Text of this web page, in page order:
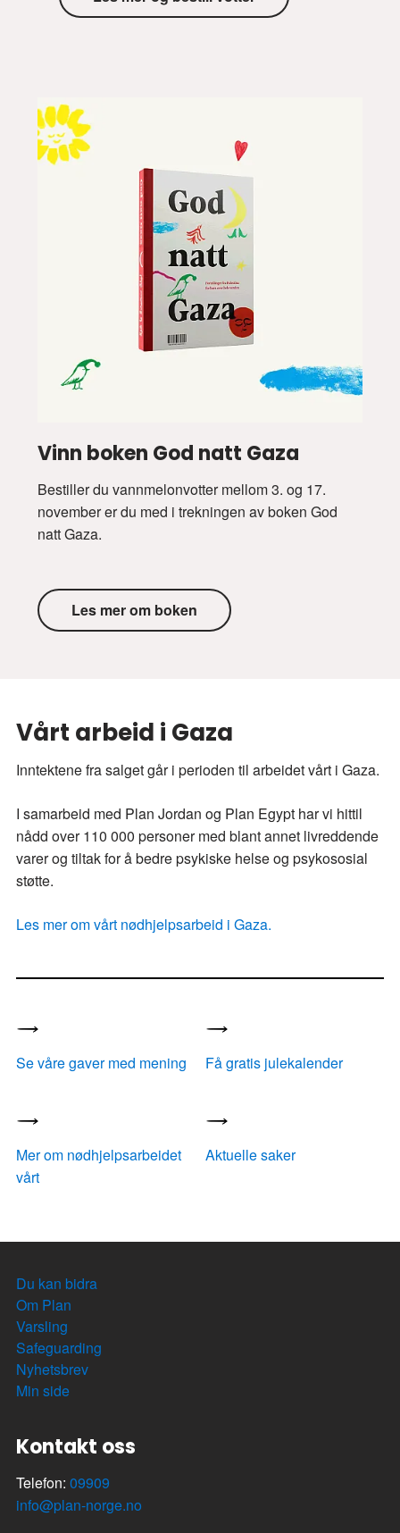
Vinn boken God natt Gaza
Bestiller du vannmelonvotter mellom 3. og 17.
november er du med i trekningen av boken God
natt Gaza.
Les mer om boken
Vårt arbeid i Gaza
Inntektene fra salget går i perioden til arbeidet vårt i Gaza.
I samarbeid med Plan Jordan og Plan Egypt har vi hittil
nådd over 110 000 personer med blant annet livreddende
varer og tiltak for å bedre psykiske helse og psykososial
støtte.
Les mer om vårt nødhjelpsarbeid i Gaza.
Se våre gaver med mening Få gratis julekalender
Mer om nødhjelpsarbeidet
vårt
Aktuelle saker
Du kan bidra
Om Plan
Varsling
Safeguarding
Nyhetsbrev
Min side
Kontakt oss
Telefon: 09909
info@plan-norge.no